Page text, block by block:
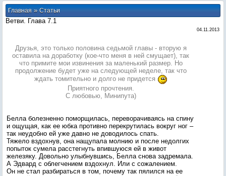
Главная»Статьи
Ветви. Глава 7.1
04.11.2013
Друзья, это только половина седьмой главы - вторую я
оставила на доработку (кое-что меня в ней смущает), так
что примите мои извинения за маленький размер. Но
продолжение будет уже на следующей неделе, так что
ждать томительно и долго не придется
Приятного прочтения.
С любовью, Минипута)
Белла болезненно поморщилась, переворачиваясь на спину
и ощущая, как ее юбка противно перекрутилась вокруг ног –
так неудобно ей уже давно не доводилось спать.
Тяжело вздохнув, она нащупала молнию и после недолгих
попыток сумела расстегнуть впившуюся ей в живот
железяку. Довольно улыбнувшись, Белла снова задремала.
А Эдвард с облегчением вздохнул. Или с сожалением.
Он не стал разбираться в том, почему так пялился на ее